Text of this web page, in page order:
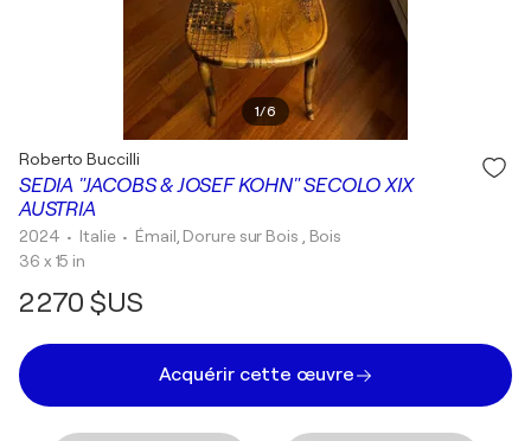
1/6
SEDIA "JACOBS & JOSEF KOHN" SECOLO XIX
AUSTRIA
Roberto Buccilli
2024 • Italie • Émail, Dorure sur Bois , Bois
36 x 15 in
2 270 $US
Acquérir cette œuvre